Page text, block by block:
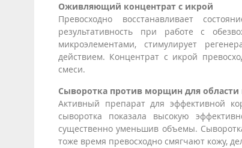
Оживляющий концентрат с икрой
Превосходно восстанавливает
результативность при работе с
микроэлементами, стимулирует
действием. Концентрат с икрой
смеси.
Сыворотка против морщин для
Активный препарат для эффективной
сыворотка показала высокую
существенно уменьшив объемы.
тоже время превосходно смягчают кожу,